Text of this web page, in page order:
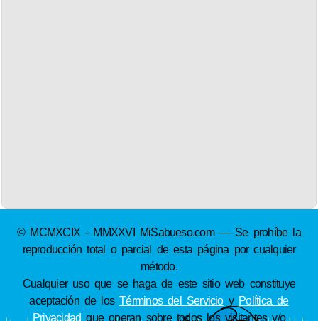
© MCMXCIX - MMXXVI MiSabueso.com — Se prohíbe la
reproducción total o parcial de esta página por cualquier
método.
Cualquier uso que se haga de este sitio web constituye
aceptación de losTérminos del Servicioy Política de
Privacidad que operan sobre todos los visitantes y/o